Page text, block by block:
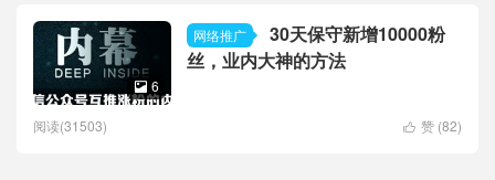
网络推广
30天保守新增10000粉
丝，业内大神的方法
 6
 赞 (82)
阅读(31503)